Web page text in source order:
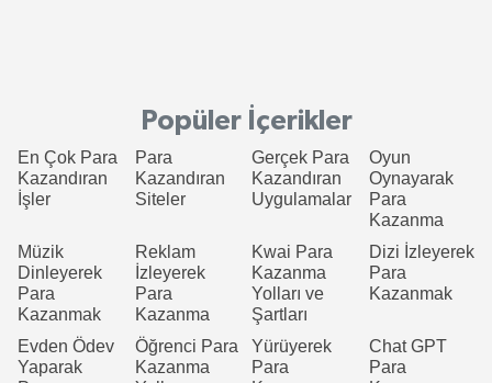
Popüler İçerikler
En Çok Para
Kazandıran
İşler
Para
Kazandıran
Siteler
Gerçek Para
Kazandıran
Uygulamalar
Oyun
Oynayarak
Para
Kazanma
Müzik
Dinleyerek
Para
Kazanmak
Reklam
İzleyerek
Para
Kazanma
Kwai Para
Kazanma
Yolları ve
Şartları
Dizi İzleyerek
Para
Kazanmak
Evden Ödev
Yaparak
Öğrenci Para
Kazanma
Yürüyerek
Para
Chat GPT
Para